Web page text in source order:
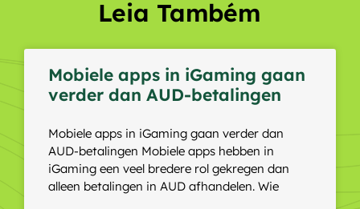
Leia Também
Mobiele apps in iGaming gaan
verder dan AUD-betalingen
Mobiele apps in iGaming gaan verder dan
AUD-betalingen Mobiele apps hebben in
iGaming een veel bredere rol gekregen dan
alleen betalingen in AUD afhandelen. Wie